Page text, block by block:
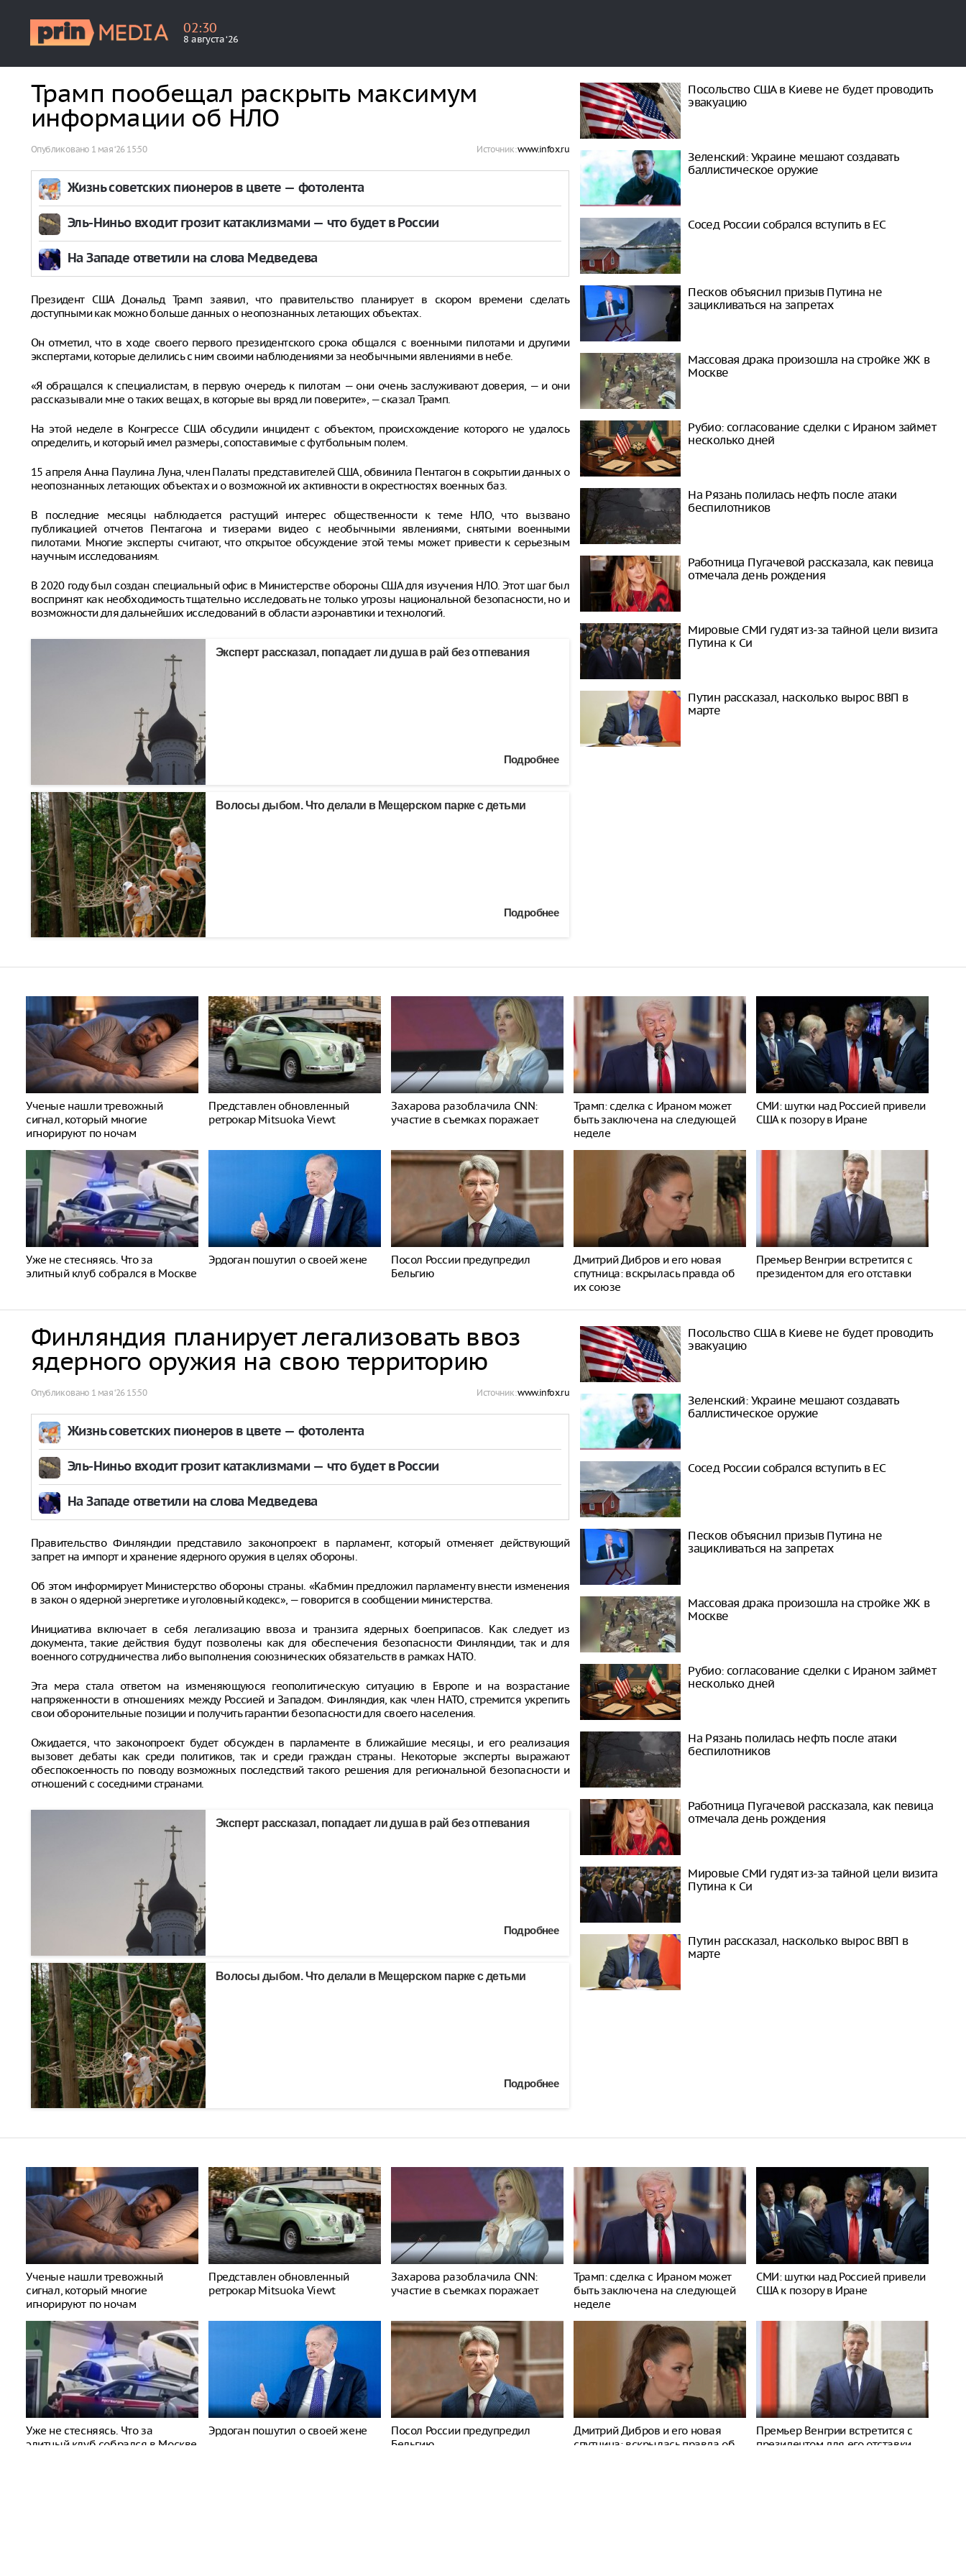
02:30
8 августа ‘26
Трамп пообещал раскрыть максимум
информации об НЛО
Опубликовано 1 мая ‘26 15:50 Источник:www.infox.ru
Жизнь советских пионеров в цвете — фотолента
Эль-Ниньо входит грозит катаклизмами — что будет в России
На Западе ответили на слова Медведева
Президент США Дональд Трамп заявил, что правительство планирует в скором времени сделать
доступными как можно больше данных о неопознанных летающих объектах.
Он отметил, что в ходе своего первого президентского срока общался с военными пилотами и другими
экспертами, которые делились с ним своими наблюдениями за необычными явлениями в небе.
«Я обращался к специалистам, в первую очередь к пилотам — они очень заслуживают доверия, — и они
рассказывали мне о таких вещах, в которые вы вряд ли поверите», — сказал Трамп.
На этой неделе в Конгрессе США обсудили инцидент с объектом, происхождение которого не удалось
определить, и который имел размеры, сопоставимые с футбольным полем.
15 апреля Анна Паулина Луна, член Палаты представителей США, обвинила Пентагон в сокрытии данных о
неопознанных летающих объектах и о возможной их активности в окрестностях военных баз.
В последние месяцы наблюдается растущий интерес общественности к теме НЛО, что вызвано
публикацией отчетов Пентагона и тизерами видео с необычными явлениями, снятыми военными
пилотами. Многие эксперты считают, что открытое обсуждение этой темы может привести к серьезным
научным исследованиям.
В 2020 году был создан специальный офис в Министерстве обороны США для изучения НЛО. Этот шаг был
воспринят как необходимость тщательно исследовать не только угрозы национальной безопасности, но и
возможности для дальнейших исследований в области аэронавтики и технологий.
Эксперт рассказал, попадает ли душа в рай без отпевания
Подробнее
Волосы дыбом. Что делали в Мещерском парке с детьми
Подробнее
Посольство США в Киеве не будет проводить
эвакуацию
Зеленский: Украине мешают создавать
баллистическое оружие
Сосед России собрался вступить в ЕС
Песков объяснил призыв Путина не
зацикливаться на запретах
Массовая драка произошла на стройке ЖК в
Москве
Рубио: согласование сделки с Ираном займёт
несколько дней
На Рязань полилась нефть после атаки
беспилотников
Работница Пугачевой рассказала, как певица
отмечала день рождения
Мировые СМИ гудят из-за тайной цели визита
Путина к Си
Путин рассказал, насколько вырос ВВП в
марте
Ученые нашли тревожный
сигнал, который многие
игнорируют по ночам
Представлен обновленный
ретрокар Mitsuoka Viewt
Захарова разоблачила CNN:
участие в съемках поражает
Трамп: сделка с Ираном может
быть заключена на следующей
неделе
СМИ: шутки над Россией привели
США к позору в Иране
Уже не стесняясь. Что за
элитный клуб собрался в Москве
Эрдоган пошутил о своей жене
Посол России предупредил
Бельгию
Дмитрий Дибров и его новая
спутница: вскрылась правда об
их союзе
Премьер Венгрии встретится с
президентом для его отставки
Финляндия планирует легализовать ввоз
ядерного оружия на свою территорию
Опубликовано 1 мая ‘26 15:50 Источник:www.infox.ru
Жизнь советских пионеров в цвете — фотолента
Эль-Ниньо входит грозит катаклизмами — что будет в России
На Западе ответили на слова Медведева
Правительство Финляндии представило законопроект в парламент, который отменяет действующий
запрет на импорт и хранение ядерного оружия в целях обороны.
Об этом информирует Министерство обороны страны. «Кабмин предложил парламенту внести изменения
в закон о ядерной энергетике и уголовный кодекс», — говорится в сообщении министерства.
Инициатива включает в себя легализацию ввоза и транзита ядерных боеприпасов. Как следует из
документа, такие действия будут позволены как для обеспечения безопасности Финляндии, так и для
военного сотрудничества либо выполнения союзнических обязательств в рамках НАТО.
Эта мера стала ответом на изменяющуюся геополитическую ситуацию в Европе и на возрастание
напряженности в отношениях между Россией и Западом. Финляндия, как член НАТО, стремится укрепить
свои оборонительные позиции и получить гарантии безопасности для своего населения.
Ожидается, что законопроект будет обсужден в парламенте в ближайшие месяцы, и его реализация
вызовет дебаты как среди политиков, так и среди граждан страны. Некоторые эксперты выражают
обеспокоенность по поводу возможных последствий такого решения для региональной безопасности и
отношений с соседними странами.
Эксперт рассказал, попадает ли душа в рай без отпевания
Подробнее
Волосы дыбом. Что делали в Мещерском парке с детьми
Подробнее
Посольство США в Киеве не будет проводить
эвакуацию
Зеленский: Украине мешают создавать
баллистическое оружие
Сосед России собрался вступить в ЕС
Песков объяснил призыв Путина не
зацикливаться на запретах
Массовая драка произошла на стройке ЖК в
Москве
Рубио: согласование сделки с Ираном займёт
несколько дней
На Рязань полилась нефть после атаки
беспилотников
Работница Пугачевой рассказала, как певица
отмечала день рождения
Мировые СМИ гудят из-за тайной цели визита
Путина к Си
Путин рассказал, насколько вырос ВВП в
марте
Ученые нашли тревожный
сигнал, который многие
игнорируют по ночам
Представлен обновленный
ретрокар Mitsuoka Viewt
Захарова разоблачила CNN:
участие в съемках поражает
Трамп: сделка с Ираном может
быть заключена на следующей
неделе
СМИ: шутки над Россией привели
США к позору в Иране
Уже не стесняясь. Что за
элитный клуб собрался в Москве
Эрдоган пошутил о своей жене
Посол России предупредил
Бельгию
Дмитрий Дибров и его новая
спутница: вскрылась правда об
Премьер Венгрии встретится с
президентом для его отставки